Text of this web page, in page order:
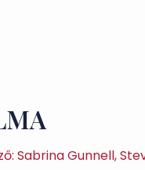
Gunnell,